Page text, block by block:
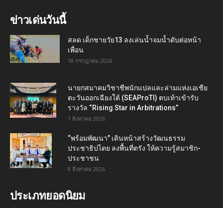
ข่าวเด่นวันนี้
สลด เด็กชายวัย13 ลงเล่นน้ำจมน้ำดับต่อหน้า
เพื่อน
18 กรกฎาคม 2026
นายกสมาคมวิชาชีพนักแปลและล่ามแห่งเอเชีย
ตะวันออกเฉียงใต้ (SEAProTI) ตบเท้าเข้ารับ
รางวัล “Rising Star in Arbitrations”
1 สิงหาคม 2026
“พร้อมพัฒนา” เดินหน้าสร้างวัฒนธรรม
ประชาธิปไตย ลงพื้นที่ตรัง ให้ความรู้สมาชิก-
ประชาชน
8 สิงหาคม 2026
ประเภทยอดนิยม